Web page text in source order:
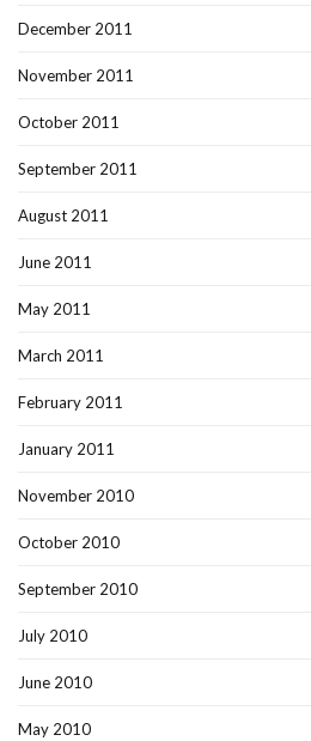
December 2011
November 2011
October 2011
September 2011
August 2011
June 2011
May 2011
March 2011
February 2011
January 2011
November 2010
October 2010
September 2010
July 2010
June 2010
May 2010